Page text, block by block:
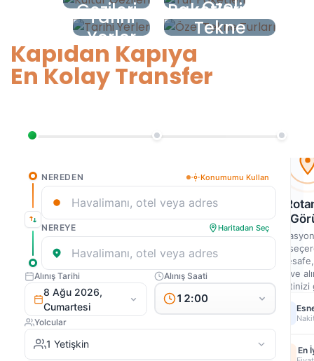
Gezileri
Tarihi
Yerler
Paketleri
Özel
Tekne
Turları
Kapıdan Kapıya
En Kolay Transfer